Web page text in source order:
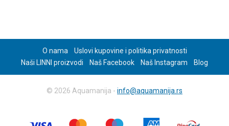
O nama
Uslovi kupovine i politika privatnosti
Naši LINNI proizvodi
Naš Facebook Naš Instagram Blog
© 2026 Aquamanija - info@aquamanija.rs